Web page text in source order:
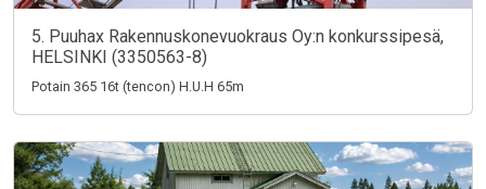
5. Puuhax Rakennuskonevuokraus Oy:n konkurssipesä,
HELSINKI (3350563-8)
Potain 365 16t (tencon) H.U.H 65m